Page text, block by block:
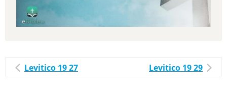
Levitico 19 27 Levitico 19 29